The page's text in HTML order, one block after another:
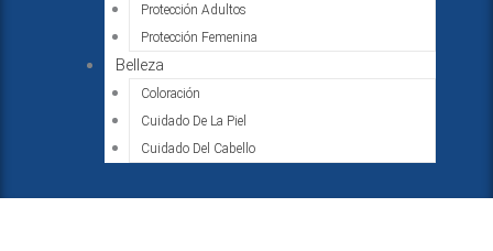
Protección Adultos
Protección Femenina
Belleza
Coloración
Cuidado De La Piel
Cuidado Del Cabello